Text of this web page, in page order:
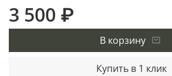
3 500 ₽
В корзину
Купить в 1 клик